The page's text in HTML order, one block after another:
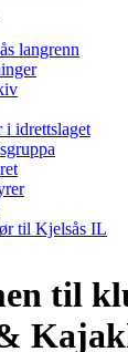
langrenn
i idrettslaget
til Kjelsås IL
til